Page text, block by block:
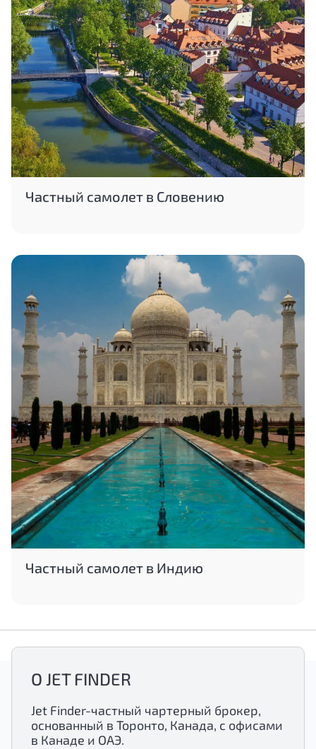
Частный самолет в Словению
Частный самолет в Индию
О JET FINDER
Jet Finder-частный чартерный брокер,
основанный в Торонто, Канада, с офисами
в Канаде и ОАЭ.